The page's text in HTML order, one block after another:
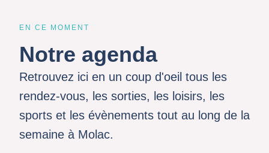
EN CE MOMENT
Notre agenda
Retrouvez ici en un coup d'oeil tous les
rendez-vous, les sorties, les loisirs, les
sports et les évènements tout au long de la
semaine à Molac.